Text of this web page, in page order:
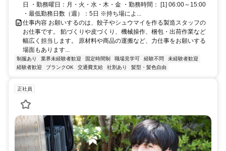
日 ・勤務曜日：月・火・水・木・金 ・勤務時間： [1] 06:00～15:00
・最低勤務日数（週）：5日 ※持ち場によ...
仕事内容 お願いするのは、餃子やシュウマイを作る製造スタッフの
お仕事です。 餡づくりや皮づくり、機械操作、梱包・出荷作業など
幅広く担当します。 原材料や商品の運搬など、力仕事をお願いする
場面もあります...
制服あり 業界未経験者歓迎 固定時間制 職場見学可 経験不問
未経験者歓迎
経験者歓迎
ブランクOK 交通費支給 社割あり 髪型・髪色自由
正社員